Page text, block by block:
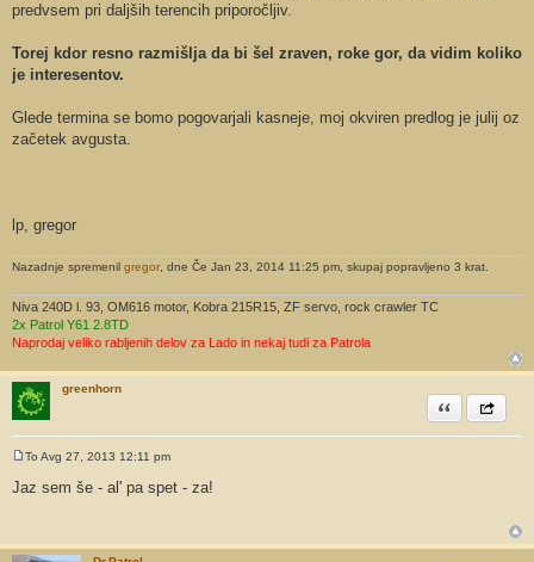
predvsem pri daljših terencih priporočljiv.
Torej kdor resno razmišlja da bi šel zraven, roke gor, da vidim koliko
je interesentov.
Glede termina se bomo pogovarjali kasneje, moj okviren predlog je julij oz
začetek avgusta.
lp, gregor
Nazadnje spremenil gregor, dne Če Jan 23, 2014 11:25 pm, skupaj popravljeno 3 krat.
Niva 240D l. 93, OM616 motor, Kobra 215R15, ZF servo, rock crawler TC
2x Patrol Y61 2.8TD
Naprodaj veliko rabljenih delov za Lado in nekaj tudi za Patrola
greenhorn
CitiramShare
d
g
r
To Avg 27, 2013 12:11 pm
Jaz sem še - al' pa spet - za!